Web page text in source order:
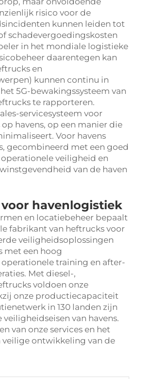
risico voor de
kunnen leiden tot
schadevergoedingskosten
in het mondiale logistieke
daarentegen kan
en
kunnen continu in
5G-bewakingssysteem van
te rapporteren.
servicesysteem voor
havens, op een manier die
Voor havens
gecombineerd met een goed
veiligheid en
van de haven
havenlogistiek
en locatiebeheer bepaalt
fabrikant van heftrucks voor
veiligheidsoplossingen
met een hoog
training en after-
Met diesel-,
voldoen onze
onze productiecapaciteit
in 130 landen zijn
van havens.
van onze services en het
ontwikkeling van de